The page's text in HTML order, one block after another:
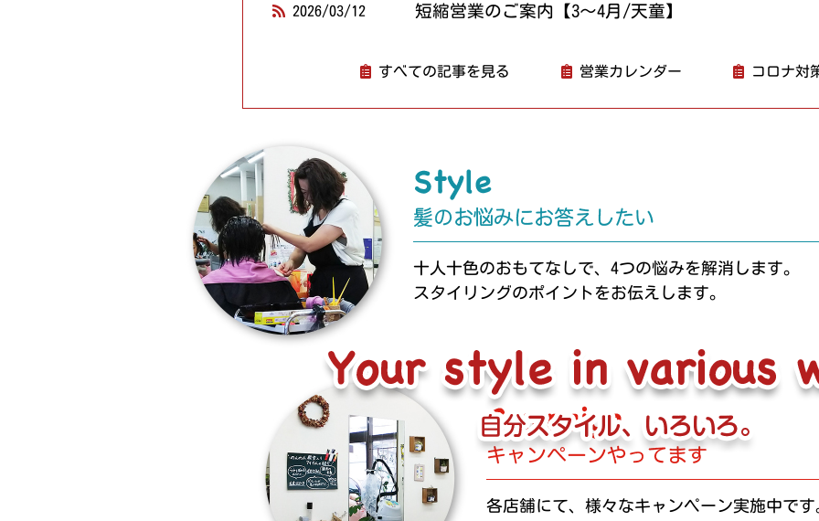
2026/03/12 短縮営業のご案内【3～4月/天童】
すべての記事を見る 営業カレンダー コロナ対
十人十色のおもてなしで、4つの悩みを解消します。
スタイリングのポイントをお伝えします。
各店舗にて、様々なキャンペーン実施中です